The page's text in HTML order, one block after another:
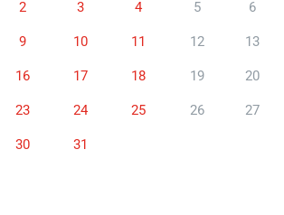
2 3 4 5 6
9 10 11 12 13
16 17 18 19 20
23 24 25 26 27
30
31